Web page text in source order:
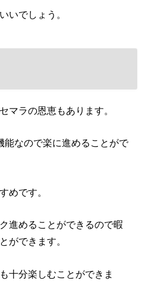
いでしょう。
マラの恩恵もあります。
能なので楽に進めることがで
めです。
進めることができるので暇
ができます。
十分楽しむことができま